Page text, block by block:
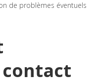
de problèmes éventuels